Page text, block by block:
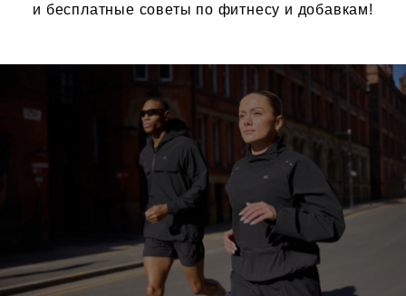
и бесплатные советы по фитнесу и добавкам!